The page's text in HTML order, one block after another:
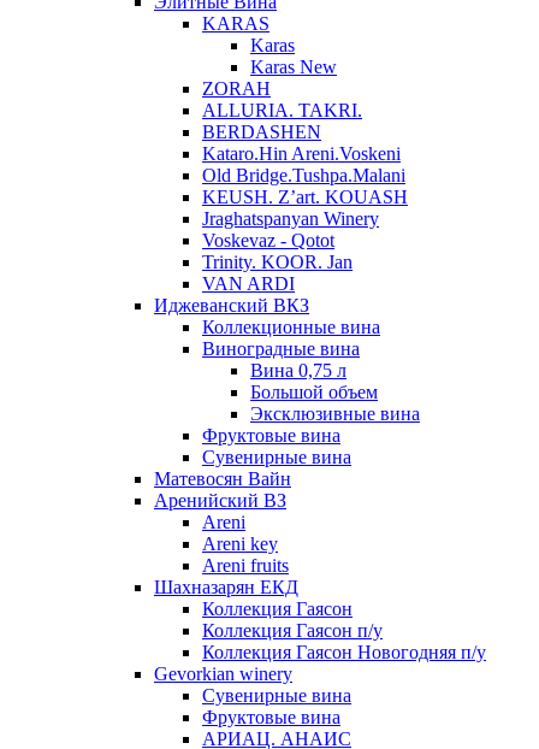
KARAS
Karas
Karas New
ZORAH
ALLURIA. TAKRI.
BERDASHEN
Kataro.Hin Areni.Voskeni
Old Bridge.Tushpa.Malani
KEUSH. Z’art. KOUASH
Jraghatspanyan Winery
Voskevaz - Qotot
Trinity. KOOR. Jan
VAN ARDI
Иджеванский ВКЗ
Коллекционные вина
Виноградные вина
Вина 0,75 л
Большой объем
Эксклюзивные вина
Фруктовые вина
Cувенирные вина
Матевосян Вайн
Аренийский ВЗ
Areni
Areni key
Areni fruits
Шахназарян ЕКД
Коллекция Гаясон
Коллекция Гаясон п/у
Коллекция Гаясон Новогодняя п/у
Gevorkian winery
Сувенирные вина
Фруктовые вина
АРИАЦ. АНАИС